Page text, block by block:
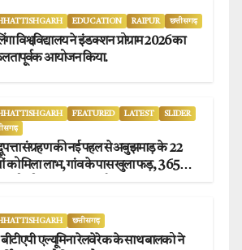
EDUCATION RAIPUR छत्तीसगढ़
विश्वविद्यालय ने इंडक्शन प्रोग्राम 2026 का
आयोजन किया.
FEATURED LATEST
SLIDER
संग्रहण की नई पहल से अबुझमाड़ के 22
को मिला लाभ, गांव के पास खुला फड़, 365
छत्तीसगढ़
एल्यूमिना रेलवे रेक के साथ बालको ने